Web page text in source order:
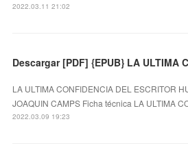
2022.03.11 21:02
LA ULTIMA CONFIDENCIA DEL ESCRITOR
JOAQUIN CAMPS Ficha técnica LA ULTIMA
2022.03.09 19:23